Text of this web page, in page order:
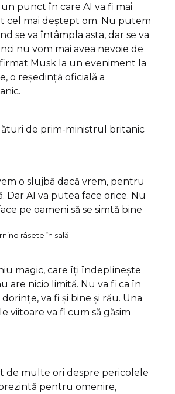
punct în care AI va fi mai
cel mai deştept om. Nu putem
se va întâmpla asta, dar se va
nu vom mai avea nevoie de
Musk la un eveniment la
o reşedinţă oficială a
de prim-ministrul britanic
o slujbă dacă vrem, pentru
Dar AI va putea face orice. Nu
pe oameni să se simtă bine
râsete în sală.
magic, care îţi îndeplineşte
are nicio limită. Nu va fi ca în
va fi şi bine şi rău. Una
viitoare va fi cum să găsim
de multe ori despre pericolele
pentru omenire,